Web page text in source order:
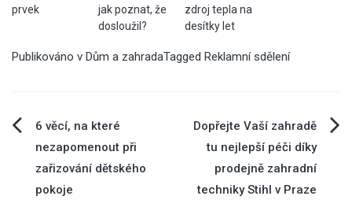
prvek
jak poznat, že
dosloužil?
zdroj tepla na
desítky let
Publikováno v Dům a zahradaTagged Reklamní sdělení
Navigace
pro
6 věcí, na které
nezapomenout při
zařizování dětského
pokoje
Dopřejte Vaší zahradě
tu nejlepší péči díky
prodejně zahradní
techniky Stihl v Praze